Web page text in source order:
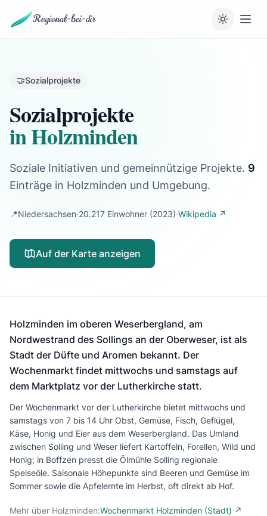
Regional-bei-dir
🤝Sozialprojekte
Sozialprojekte
in Holzminden
Soziale Initiativen und gemeinnützige Projekte. 9
Einträge in Holzminden und Umgebung.
📍Niedersachsen·20.217 Einwohner (2023)·Wikipedia ↗
Auf der Karte anzeigen
Holzminden im oberen Weserbergland, am
Nordwestrand des Sollings an der Oberweser, ist als
Stadt der Düfte und Aromen bekannt. Der
Wochenmarkt findet mittwochs und samstags auf
dem Marktplatz vor der Lutherkirche statt.
Der Wochenmarkt vor der Lutherkirche bietet mittwochs und
samstags von 7 bis 14 Uhr Obst, Gemüse, Fisch, Geflügel,
Käse, Honig und Eier aus dem Weserbergland. Das Umland
zwischen Solling und Weser liefert Kartoffeln, Forellen, Wild und
Honig; in Boffzen presst die Ölmühle Solling regionale
Speiseöle. Saisonale Höhepunkte sind Beeren und Gemüse im
Sommer sowie die Apfelernte im Herbst, oft direkt ab Hof.
Mehr über Holzminden:Wochenmarkt Holzminden (Stadt) ↗